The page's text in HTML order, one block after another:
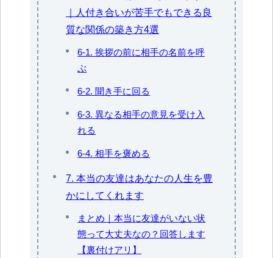
｜人付き合いが苦手でもできる良
質な関係の築き方4選
6-1. 挨拶の前に相手の名前を呼
ぶ
6-2. 聞き手に回る
6-3. 異なる相手の意見を受け入
れる
6-4. 相手を褒める
7. 本当の友達はあなたの人生を豊
かにしてくれます
まとめ｜本当に友達がいない状
態って大丈夫なの？回答します
【裏付けアリ】